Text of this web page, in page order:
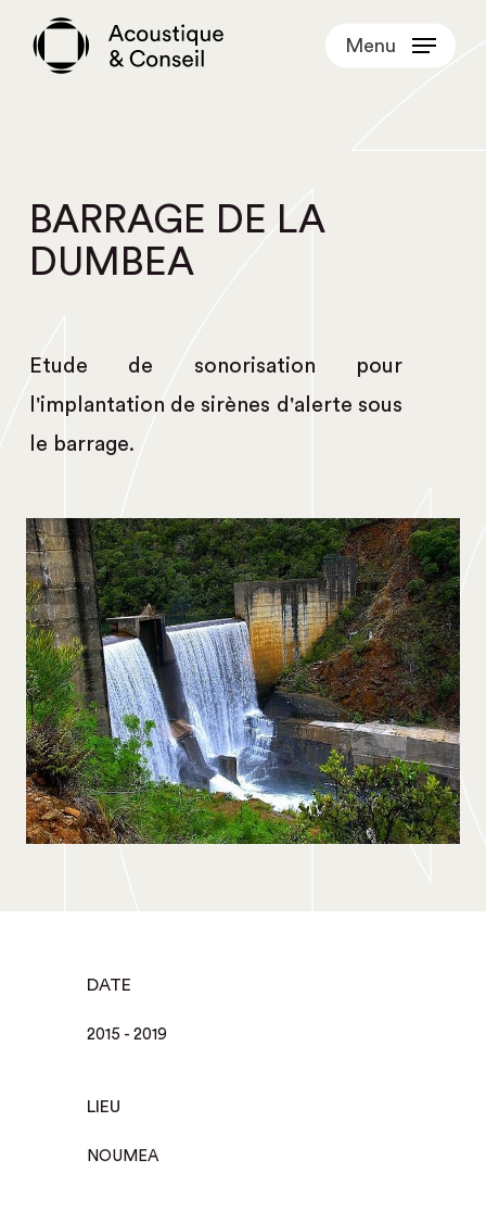
Menu
BARRAGE DE LA
DUMBEA
Etude de sonorisation pour
l'implantation de sirènes d'alerte sous
le barrage.
DATE
2015 - 2019
LIEU
NOUMEA